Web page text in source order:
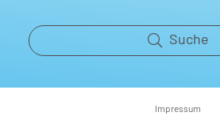
Suche
Impressum